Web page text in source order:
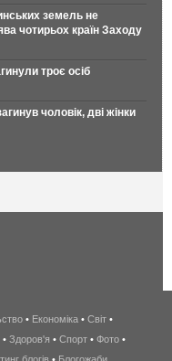
земель не
чотирьох країн Заходу
троє осіб
чоловік, дві жінки
беспроводной
интернет
киев
• Економіка • Світ •
• Здоров'я • Спорт • Фото •
блогів • Блогожаби